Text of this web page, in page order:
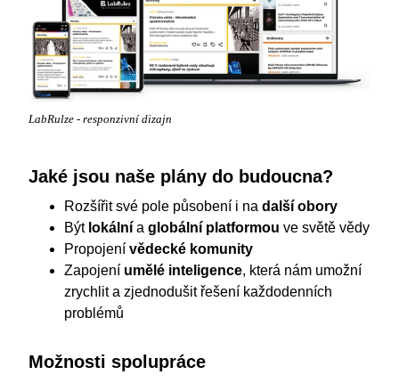
LabRulze - responzivní dizajn
Jaké jsou naše plány do budoucna?
Rozšířit své pole působení i na další obory
Být lokální a globální platformou ve světě vědy
Propojení vědecké komunity
Zapojení umělé inteligence, která nám umožní
zrychlit a zjednodušit řešení každodenních
problémů
Možnosti spolupráce